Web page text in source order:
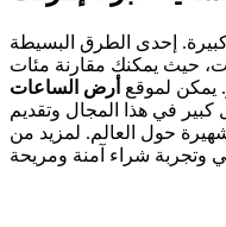
إحدى الطرق البسيطة
حيث يمكنك مقارنة مئات
يمكن لموقع أرض الساعات
في هذا المجال وتقديم
حول العالم. لمزيد من